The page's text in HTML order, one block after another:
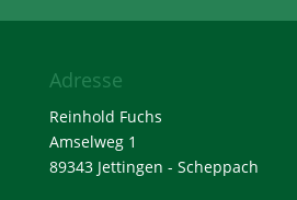
Adresse
Reinhold Fuchs
Amselweg 1
89343 Jettingen - Scheppach